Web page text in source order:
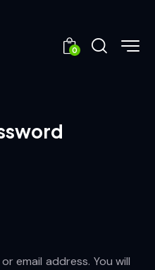
0
email address. You will